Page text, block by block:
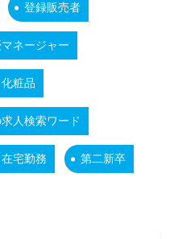
登録販売者
ネージャー
化粧品
人検索ワード
宅勤務 第二新卒